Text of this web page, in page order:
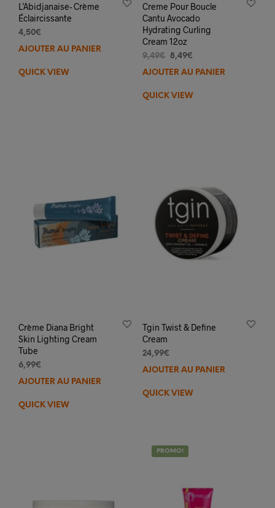
L’Abidjanaise- Crème
Éclaircissante
4,50€
AJOUTER AU PANIER
QUICK VIEW
Creme Pour Boucle
Cantu Avocado
Hydrating Curling
Cream 12oz
9,49€ Le
prix
était :
8,49€
prix
est :
AJOUTER AU PANIER
QUICK VIEW
Crème Diana Bright
Skin Lighting Cream
Tube
6,99€
AJOUTER AU PANIER
QUICK VIEW
Tgin Twist & Define
Cream
24,99€
AJOUTER AU PANIER
QUICK VIEW
PROMO!